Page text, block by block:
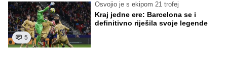
5
Osvojio je s ekipom 21 trofej
Kraj jedne ere: Barcelona se i
definitivno riješila svoje legende